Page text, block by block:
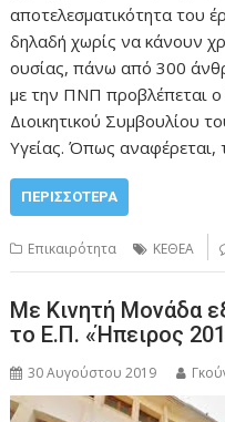
αποτελεσματικότητα του
δηλαδή χωρίς να κάνουν
ουσίας, πάνω από 300
με την ΠΝΠ προβλέπεται ο
Διοικητικού Συμβουλίου
Υγείας. Όπως αναφέρεται,
ΠΕΡΙΣΣΌΤΕΡΑ
Επικαιρότητα ΚΕΘΕΑ
Με Κινητή Μονάδα
το Ε.Π. «Ήπειρος
30 Αυγούστου 2019